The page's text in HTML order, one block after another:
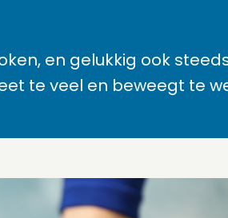
en gelukkig ook
te veel en beweegt te